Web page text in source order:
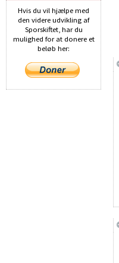
Hvis du vil hjælpe med
den videre udvikling af
Sporskiftet, har du
mulighed for at donere et
beløb her: